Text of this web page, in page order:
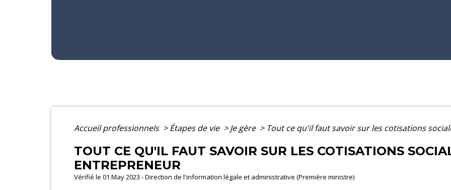
Accueil professionnels > Étapes de vie > Je gère > Tout ce qu'il faut savoir sur les cotisations
TOUT CE QU'IL FAUT SAVOIR SUR LES COTISATIONS
ENTREPRENEUR
Vérifié le 01 May 2023 - Direction de l'information légale et administrative (Première ministre)